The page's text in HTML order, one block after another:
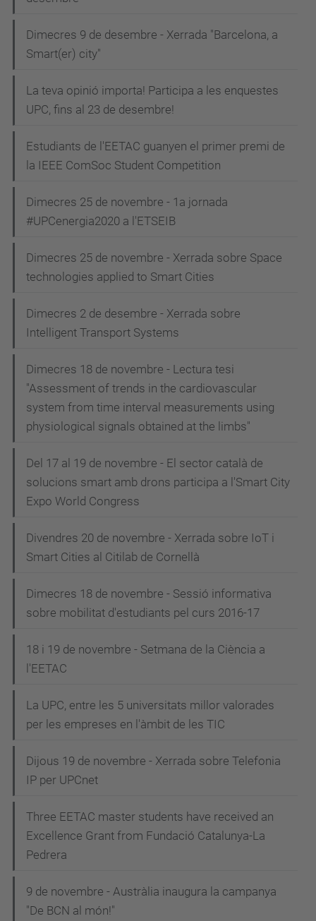
Dimecres 9 de desembre - Xerrada "Barcelona, a
Smart(er) city"
La teva opinió importa! Participa a les enquestes
UPC, fins al 23 de desembre!
Estudiants de l'EETAC guanyen el primer premi de
la IEEE ComSoc Student Competition
Dimecres 25 de novembre - 1a jornada
#UPCenergia2020 a l'ETSEIB
Dimecres 25 de novembre - Xerrada sobre Space
technologies applied to Smart Cities
Dimecres 2 de desembre - Xerrada sobre
Intelligent Transport Systems
Dimecres 18 de novembre - Lectura tesi
"Assessment of trends in the cardiovascular
system from time interval measurements using
physiological signals obtained at the limbs"
Del 17 al 19 de novembre - El sector català de
solucions smart amb drons participa a l'Smart City
Expo World Congress
Divendres 20 de novembre - Xerrada sobre IoT i
Smart Cities al Citilab de Cornellà
Dimecres 18 de novembre - Sessió informativa
sobre mobilitat d'estudiants pel curs 2016-17
18 i 19 de novembre - Setmana de la Ciència a
l'EETAC
La UPC, entre les 5 universitats millor valorades
per les empreses en l'àmbit de les TIC
Dijous 19 de novembre - Xerrada sobre Telefonia
IP per UPCnet
Three EETAC master students have received an
Excellence Grant from Fundació Catalunya-La
Pedrera
9 de novembre - Austràlia inaugura la campanya
"De BCN al món!"